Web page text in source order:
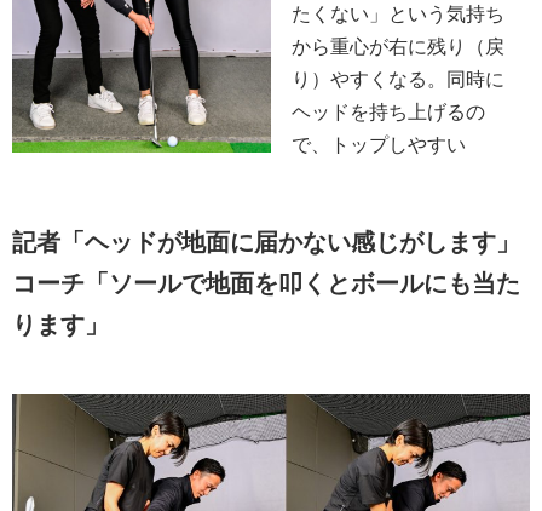
たくない」という気持ち
から重心が右に残り（戻
り）やすくなる。同時に
ヘッドを持ち上げるの
で、トップしやすい
記者「ヘッドが地面に届かない感じがします」
コーチ「ソールで地面を叩くとボールにも当た
ります」